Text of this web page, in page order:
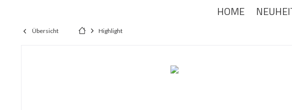
HOME
Übersicht Highlight